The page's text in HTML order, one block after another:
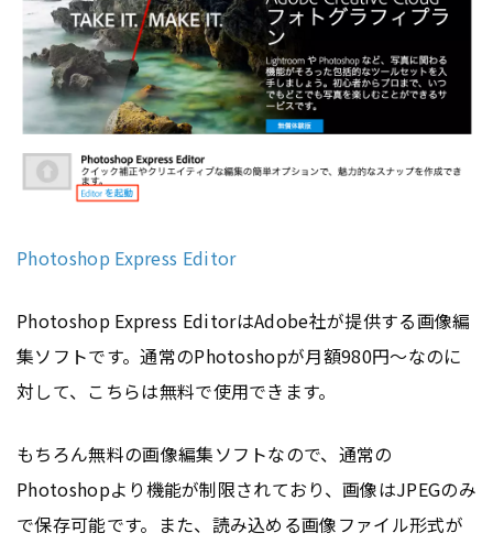
Photoshop Express Editor
Photoshop Express EditorはAdobe社が提供する画像編
集ソフトです。通常のPhotoshopが月額980円〜なのに
対して、こちらは無料で使用できます。
もちろん無料の画像編集ソフトなので、通常の
Photoshopより機能が制限されており、画像はJPEGのみ
で保存可能です。また、読み込める画像ファイル形式が